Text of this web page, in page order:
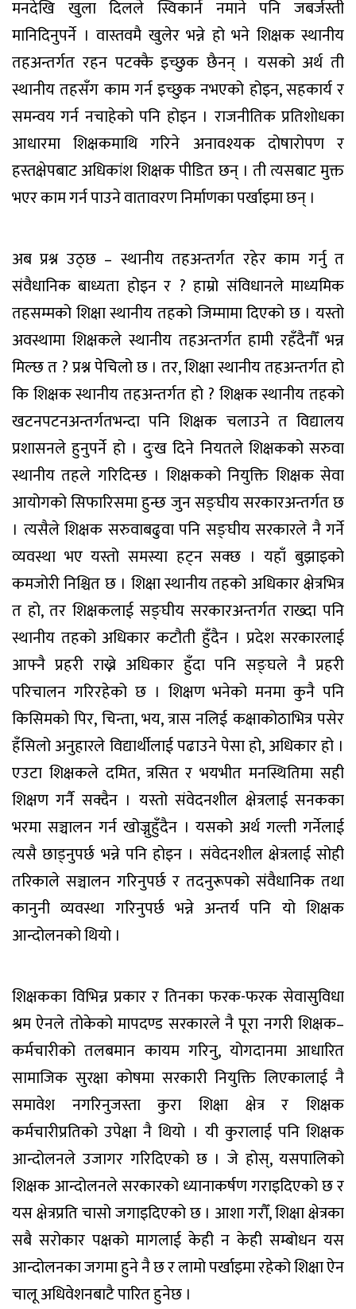
मनदेखि खुला दिलले स्विकार्न नमाने पनि जबर्जस्ती
मानिदिनुपर्ने । वास्तवमै खुलेर भन्ने हो भने शिक्षक स्थानीय
तहअन्तर्गत रहन पटक्कै इच्छुक छैनन् । यसको अर्थ ती
स्थानीय तहसँग काम गर्न इच्छुक नभएको होइन, सहकार्य र
समन्वय गर्न नचाहेको पनि होइन । राजनीतिक प्रतिशोधका
आधारमा शिक्षकमाथि गरिने अनावश्यक दोषारोपण र
हस्तक्षेपबाट अधिकांश शिक्षक पीडित छन् । ती त्यसबाट मुक्त
भएर काम गर्न पाउने वातावरण निर्माणका पर्खाइमा छन् ।
अब प्रश्न उठ्छ – स्थानीय तहअन्तर्गत रहेर काम गर्नु त
संवैधानिक बाध्यता होइन र ? हाम्रो संविधानले माध्यमिक
तहसम्मको शिक्षा स्थानीय तहको जिम्मामा दिएको छ । यस्तो
अवस्थामा शिक्षकले स्थानीय तहअन्तर्गत हामी रहँदैनौँ भन्न
मिल्छ त ? प्रश्न पेचिलो छ । तर, शिक्षा स्थानीय तहअन्तर्गत हो
कि शिक्षक स्थानीय तहअन्तर्गत हो ? शिक्षक स्थानीय तहको
खटनपटनअन्तर्गतभन्दा पनि शिक्षक चलाउने त विद्यालय
प्रशासनले हुनुपर्ने हो । दुःख दिने नियतले शिक्षकको सरुवा
स्थानीय तहले गरिदिन्छ । शिक्षकको नियुक्ति शिक्षक सेवा
आयोगको सिफारिसमा हुन्छ जुन सङ्घीय सरकारअन्तर्गत छ
। त्यसैले शिक्षक सरुवाबढुवा पनि सङ्घीय सरकारले नै गर्ने
व्यवस्था भए यस्तो समस्या हट्न सक्छ । यहाँ बुझाइको
कमजोरी निश्चित छ । शिक्षा स्थानीय तहको अधिकार क्षेत्रभित्र
त हो, तर शिक्षकलाई सङ्घीय सरकारअन्तर्गत राख्दा पनि
स्थानीय तहको अधिकार कटौती हुँदैन । प्रदेश सरकारलाई
आफ्नै प्रहरी राख्ने अधिकार हुँदा पनि सङ्घले नै प्रहरी
परिचालन गरिरहेको छ । शिक्षण भनेको मनमा कुनै पनि
किसिमको पिर, चिन्ता, भय, त्रास नलिई कक्षाकोठाभित्र पसेर
हँसिलो अनुहारले विद्यार्थीलाई पढाउने पेसा हो, अधिकार हो ।
एउटा शिक्षकले दमित, त्रसित र भयभीत मनस्थितिमा सही
शिक्षण गर्नै सक्दैन । यस्तो संवेदनशील क्षेत्रलाई सनकका
भरमा सञ्चालन गर्न खोज्नुहुँदैन । यसको अर्थ गल्ती गर्नेलाई
त्यसै छाड्नुपर्छ भन्ने पनि होइन । संवेदनशील क्षेत्रलाई सोही
तरिकाले सञ्चालन गरिनुपर्छ र तदनुरूपको संवैधानिक तथा
कानुनी व्यवस्था गरिनुपर्छ भन्ने अन्तर्य पनि यो शिक्षक
आन्दोलनको थियो ।
शिक्षकका विभिन्न प्रकार र तिनका फरक-फरक सेवासुविधा
श्रम ऐनले तोकेको मापदण्ड सरकारले नै पूरा नगरी शिक्षक–
कर्मचारीको तलबमान कायम गरिनु, योगदानमा आधारित
सामाजिक सुरक्षा कोषमा सरकारी नियुक्ति लिएकालाई नै
समावेश नगरिनुजस्ता कुरा शिक्षा क्षेत्र र शिक्षक
कर्मचारीप्रतिको उपेक्षा नै थियो । यी कुरालाई पनि शिक्षक
आन्दोलनले उजागर गरिदिएको छ । जे होस्, यसपालिको
शिक्षक आन्दोलनले सरकारको ध्यानाकर्षण गराइदिएको छ र
यस क्षेत्रप्रति चासो जगाइदिएको छ । आशा गरौँ, शिक्षा क्षेत्रका
सबै सरोकार पक्षको मागलाई केही न केही सम्बोधन यस
आन्दोलनका जगमा हुने नै छ र लामो पर्खाइमा रहेको शिक्षा ऐन
चालू अधिवेशनबाटै पारित हुनेछ ।